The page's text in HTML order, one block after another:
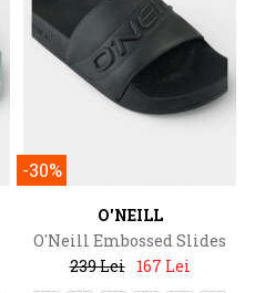
-30%
O'NEILL
O'Neill Embossed Slides
239 Lei
167 Lei